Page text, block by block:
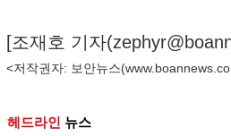
[조재호 기자(
<저작권자: 보안뉴스(
헤드라인 뉴스